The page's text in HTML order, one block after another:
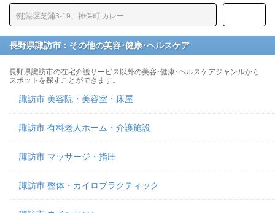
長野県諏訪市：その他の美容･健康･ヘルスケア
長野県諏訪市の在宅介護サービス以外の美容･健康･ヘルスケアジャンルから
スポットを探すことができます。
諏訪市 美容院・美容室・床屋
諏訪市 有料老人ホーム・介護施設
諏訪市 マッサージ・指圧
諏訪市 整体・カイロプラクティック